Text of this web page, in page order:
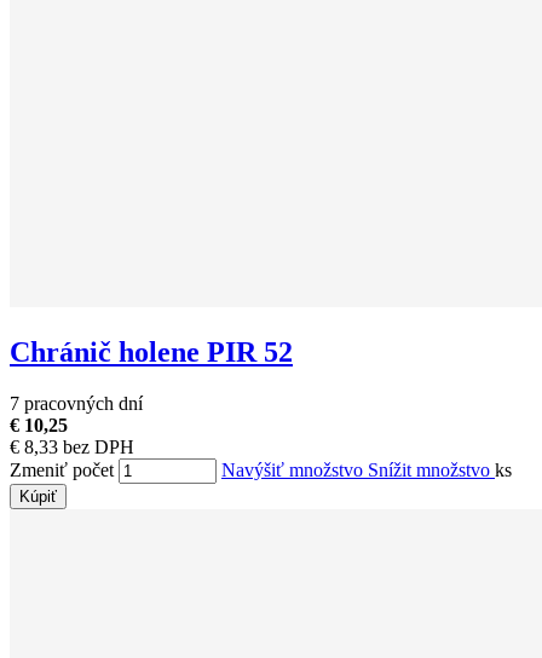
Chránič holene PIR 52
7 pracovných dní
€ 10,25
€ 8,33 bez DPH
Zmeniť počet
Navýšiť množstvo Snížit množstvo ks
Kúpiť